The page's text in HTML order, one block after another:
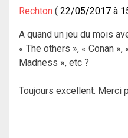
Rechton 22/05/2017 à
A quand un jeu du mois
« The others », « Conan
Madness », etc ?
Toujours excellent. Merci